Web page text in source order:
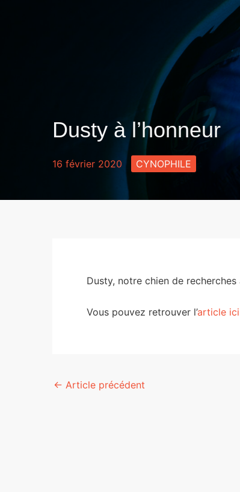
Dusty à l’honneur
16 février 2020 CYNOPHILE
Dusty, notre chien de
Vous pouvez retrouver l’article ici
Navigation
← Article précédent